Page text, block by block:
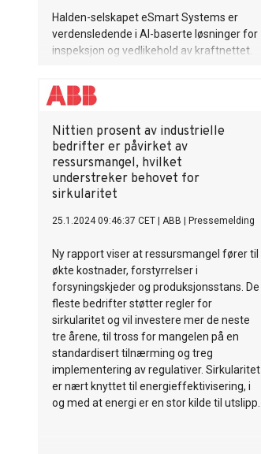
Halden-selskapet eSmart Systems er
verdensledende i AI-baserte løsninger for
inspeksjon og vedlikehold av kraftnettet.
energitjenesteselskapet Quanta Services
inn som strategisk partner for å styrke
Nittien prosent av industrielle
bedrifter er påvirket av
ressursmangel, hvilket
understreker behovet for
sirkularitet
25.1.2024 09:46:37 CET ABB Pressemelding
Ny rapport viser at ressursmangel fører til
økte kostnader, forstyrrelser i
forsyningskjeder og produksjonsstans. De
fleste bedrifter støtter regler for
sirkularitet og vil investere mer de neste
tre årene, til tross for mangelen på en
standardisert tilnærming og treg
implementering av regulativer. Sirkularitet
er nært knyttet til energieffektivisering, i
og med at energi er en stor kilde til utslipp.